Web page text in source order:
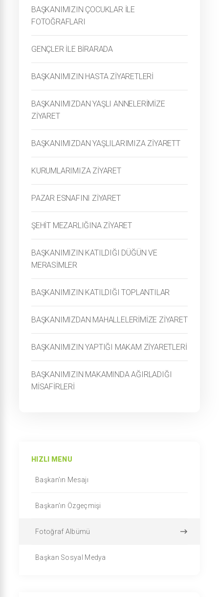
BAŞKANIMIZIN ÇOCUKLAR İLE
FOTOĞRAFLARI
GENÇLER İLE BİRARADA
BAŞKANIMIZIN HASTA ZİYARETLERİ
BAŞKANIMIZDAN YAŞLI ANNELERİMİZE
ZİYARET
BAŞKANIMIZDAN YAŞLILARIMIZA ZİYARETT
KURUMLARIMIZA ZİYARET
PAZAR ESNAFINI ZİYARET
ŞEHİT MEZARLIĞINA ZİYARET
BAŞKANIMIZIN KATILDIĞI DÜĞÜN VE
MERASİMLER
BAŞKANIMIZIN KATILDIĞI TOPLANTILAR
BAŞKANIMIZDAN MAHALLELERİMİZE ZİYARET
BAŞKANIMIZIN YAPTIĞI MAKAM ZİYARETLERİ
BAŞKANIMIZIN MAKAMINDA AĞIRLADIĞI
MİSAFİRLERİ
HIZLI MENU
Başkan'ın Mesajı
Başkan'ın Özgeçmişi
Fotoğraf Albümü
Başkan Sosyal Medya